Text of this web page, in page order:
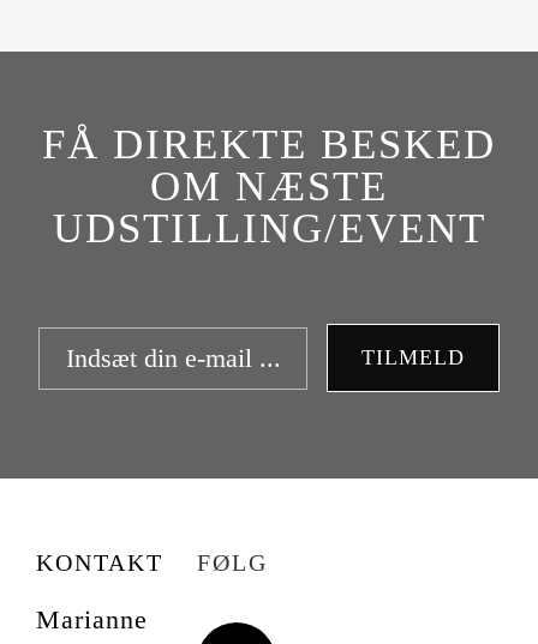
FÅ DIREKTE BESKED
OM NÆSTE
UDSTILLING/EVENT
TILMELD
KONTAKT
Marianne
FØLG